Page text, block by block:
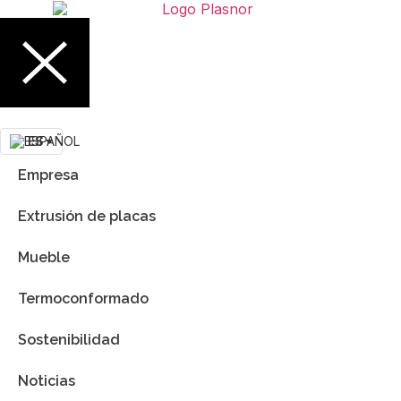
ES
Empresa
Extrusión de placas
Mueble
Termoconformado
Sostenibilidad
Noticias